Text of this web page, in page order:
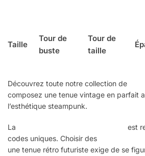
Taille
Tour de
buste
Tour de
taille
Découvrez toute notre collection de
composez une tenue vintage en parfait
l’esthétique steampunk.
La
est
codes uniques. Choisir des
une tenue rétro futuriste exige de se